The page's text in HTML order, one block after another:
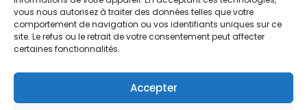
vous nous autorisez à traiter des données telles que votre
comportement de navigation ou vos identifiants uniques sur ce
site. Le refus ou le retrait de votre consentement peut affecter
certaines fonctionnalités.
Accepter
Politique de confidentialité
CGV